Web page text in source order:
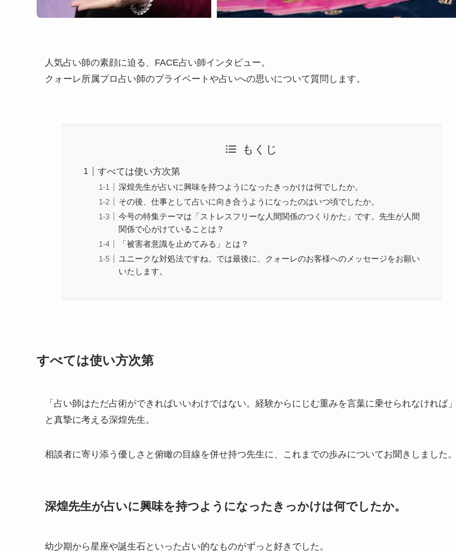
人気占い師の素顔に迫る、FACE占い師インタビュー。
クォーレ所属プロ占い師のプライベートや占いへの思いについて質問します。
もくじ
すべては使い方次第
深煌先生が占いに興味を持つようになったきっかけは何でしたか。
その後、仕事として占いに向き合うようになったのはいつ頃でしたか。
今号の特集テーマは「ストレスフリーな人間関係のつくりかた」です。先生が人間
関係で心がけていることは？
「被害者意識を止めてみる」とは？
ユニークな対処法ですね。では最後に、クォーレのお客様へのメッセージをお願い
いたします。
すべては使い方次第
「占い師はただ占術ができればいいわけではない。経験からにじむ重みを言葉に乗せられなければ
と真摯に考える深煌先生。
相談者に寄り添う優しさと俯瞰の目線を併せ持つ先生に、これまでの歩みについてお聞きしました
深煌先生が占いに興味を持つようになったきっかけは何でしたか。
幼少期から星座や誕生石といった占い的なものがずっと好きでした。